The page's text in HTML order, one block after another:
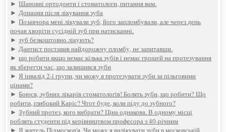
►Шановні ортодонти і стоматологи, питання вам.
►Донация після лікування зуба
►Позавчора мені лікували зуб, його запломбували, але через день
почав хворіти сусідній зуб при натисканні.
►зуб безкоштовно лікують?
►Дантист поставив найдорожчу пломбу, не запитавши.
►що робити якщо немає кілька зубів і немає грошей на протезування
як зберегти час, що залишився зуби
►Я інвалід 2-ї групи, чи можу я протезувати зуби за пільговими
цінами?
►Боюся, зубних лікарів стоматологів! Болять зуби, що робити? Що
робити, глибокий Каріс? Чтот буде, коли піду до зубного?
►Зубний протез, кого вибрати? Ціна однакова. В одному місці
роблять студенти під керівництвом професора з 40-річним
►Я житель Підмосков'я. Чи можу я вилікувати зуби в московській